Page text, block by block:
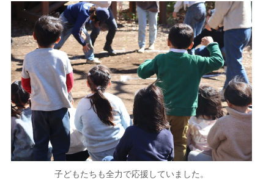
子どもたちも全力で応援していました。